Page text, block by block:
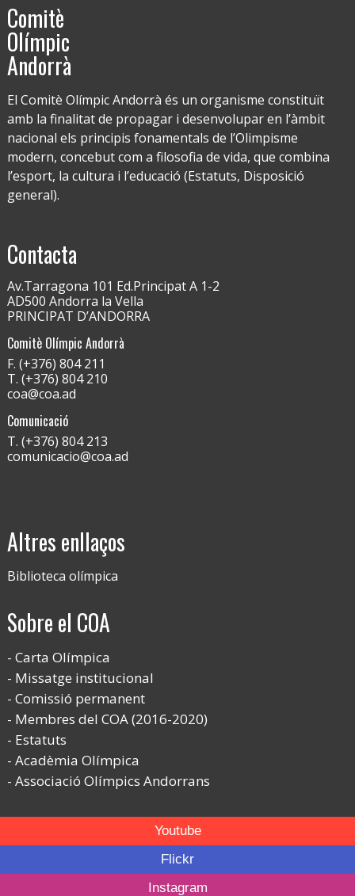
Comitè
Olímpic
Andorrà
El Comitè Olímpic Andorrà és un organisme constituït
amb la finalitat de propagar i desenvolupar en l’àmbit
nacional els principis fonamentals de l’Olimpisme
modern, concebut com a filosofia de vida, que combina
l’esport, la cultura i l’educació (Estatuts, Disposició
general).
Contacta
Av.Tarragona 101 Ed.Principat A 1-2
AD500 Andorra la Vella
PRINCIPAT D’ANDORRA
Comitè Olímpic Andorrà
F. (+376) 804 211
T. (+376) 804 210
coa@coa.ad
Comunicació
T. (+376) 804 213
comunicacio@coa.ad
Altres enllaços
Biblioteca olímpica
Sobre el COA
Carta Olímpica
Missatge institucional
Comissió permanent
Membres del COA (2016-2020)
Estatuts
Acadèmia Olímpica
Associació Olímpics Andorrans
Youtube
Flickr
Instagram